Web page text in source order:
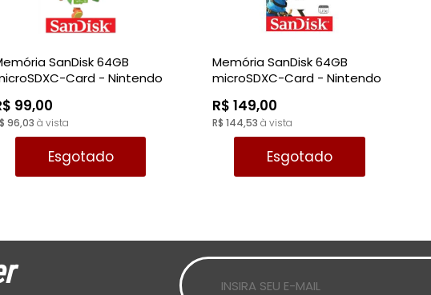
SanDisk 64GB
Card - Nintendo
99,00
96,03 à vista
Esgotado
Memória SanDisk 64GB
microSDXC-Card - Nintendo
R$ 149,00
R$ 144,53 à vista
Esgotado